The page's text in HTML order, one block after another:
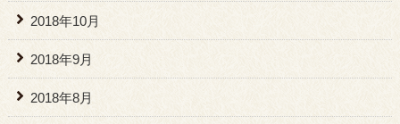
2018年10月
2018年9月
2018年8月